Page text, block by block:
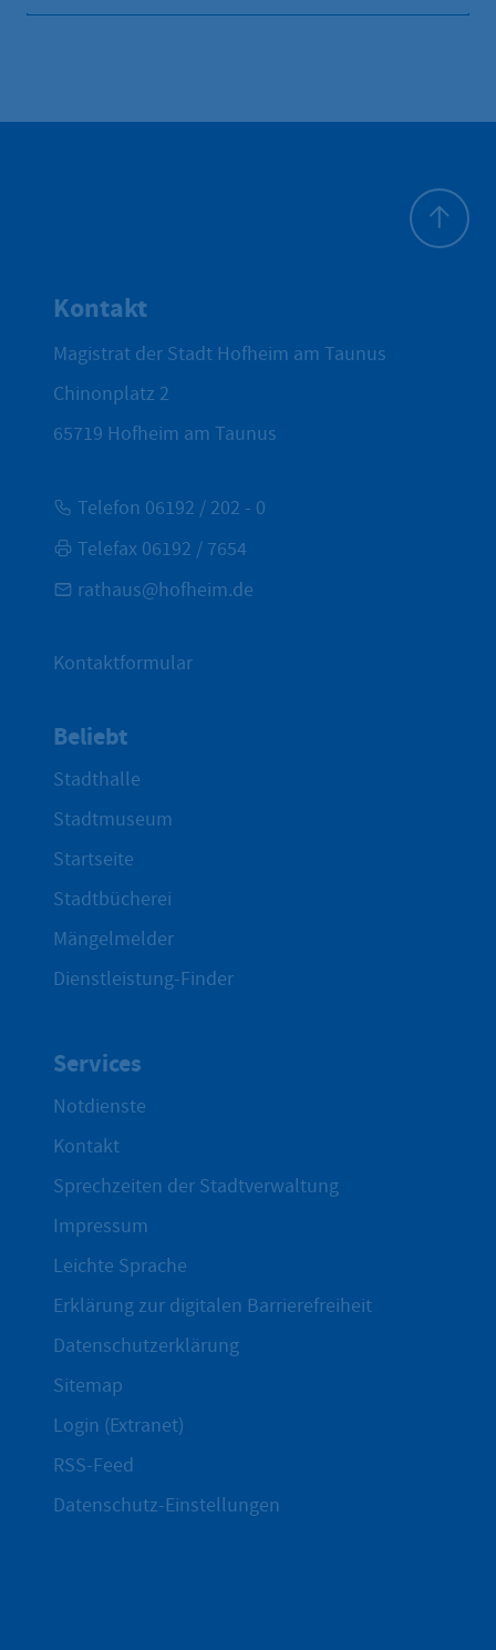
Kontakt
Magistrat der Stadt Hofheim am Taunus
Chinonplatz 2
65719 Hofheim am Taunus
Telefon 06192 / 202 - 0
Telefax 06192 / 7654
rathaus@hofheim.de
Kontaktformular
Beliebt
Stadthalle
Stadtmuseum
Startseite
Stadtbücherei
Mängelmelder
Dienstleistung-Finder
Services
Notdienste
Kontakt
Sprechzeiten der Stadtverwaltung
Impressum
Leichte Sprache
Erklärung zur digitalen Barrierefreiheit
Datenschutzerklärung
Sitemap
Login (Extranet)
RSS-Feed
Datenschutz-Einstellungen